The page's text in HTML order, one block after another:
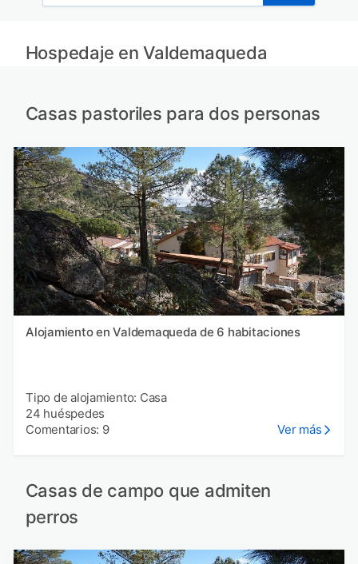
Hospedaje en Valdemaqueda
Casas pastoriles para dos personas
Alojamiento en Valdemaqueda de 6 habitaciones
Tipo de alojamiento: Casa
24 huéspedes
Comentarios: 9
Ver más
Casas de campo que admiten
perros